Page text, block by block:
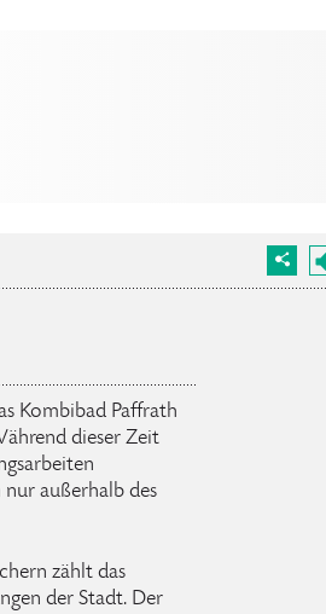
Kombibad Paffrath
dieser Zeit
außerhalb des
zählt das
der Stadt. Der